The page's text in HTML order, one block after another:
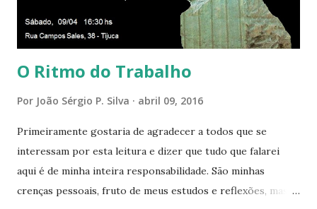
aqui entre, sentirá as vibrações da Divina Harmonia. Há uma
só presença aqui: é a...
O Ritmo do Trabalho
Por João Sérgio P. Silva abril 09, 2016
Primeiramente gostaria de agradecer a todos que se
interessam por esta leitura e dizer que tudo que falarei
aqui é de minha inteira responsabilidade. São minhas
crenças pessoais, fruto de meus estudos e reflexões, mas